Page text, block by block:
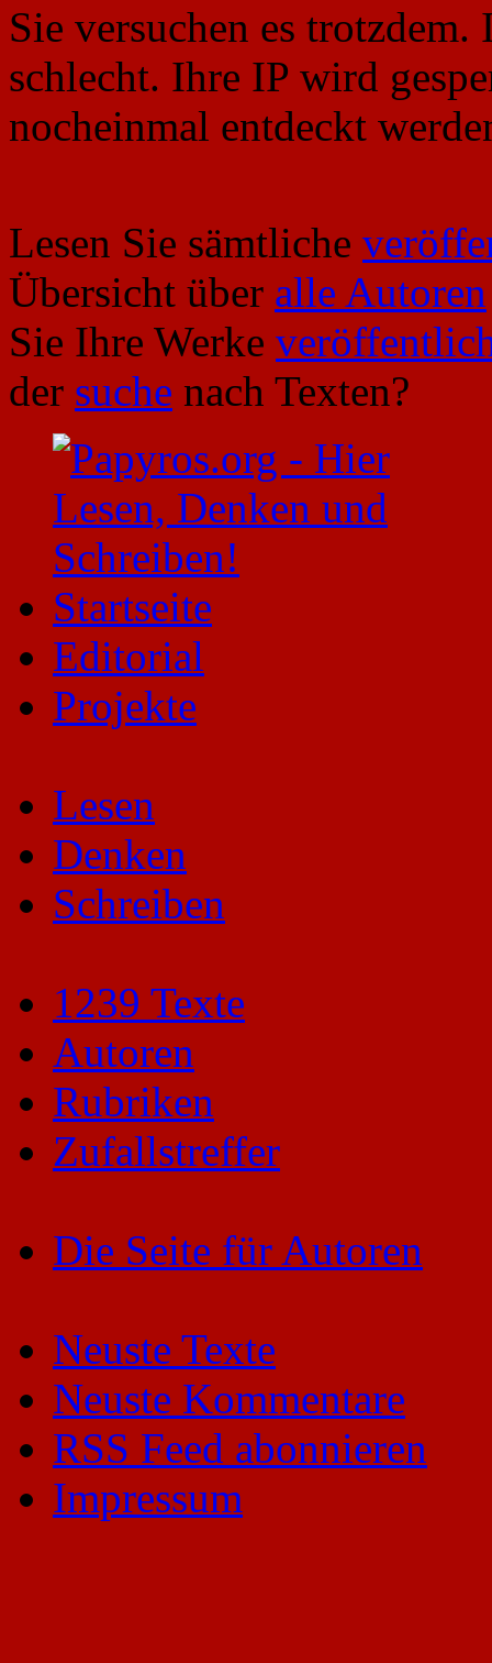
Sie versuchen es
schlecht. Ihre IP wird
nocheinmal entdeckt
Lesen Sie sämtliche
Übersicht über alle Autoren
Sie Ihre Werke
der suche nach Texten?
Startseite
Editorial
Projekte
Lesen
Denken
Schreiben
1239 Texte
Autoren
Rubriken
Zufallstreffer
Die Seite für Autoren
Neuste Texte
Neuste Kommentare
RSS Feed abonnieren
Impressum